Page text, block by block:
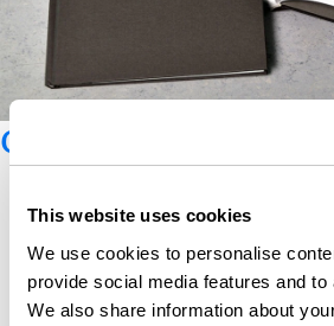
This website uses cookies
We use cookies to personalise
provide social media features and
We also share information about
Catálogo Glashütte